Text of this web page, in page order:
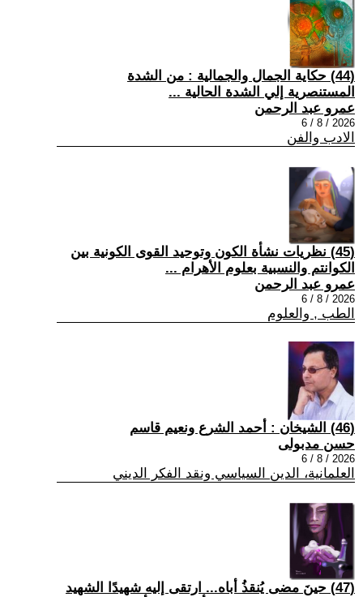
(44) حكاية الجمال والجمالية : من الشدة
المستنصرية إلي الشدة الحالية ...
عمرو عبد الرحمن
2026 / 8 / 6
الادب والفن
(45) نظريات نشأة الكون وتوحيد القوى الكونية بين
الكوانتم والنسبية بعلوم الأهرام ...
عمرو عبد الرحمن
2026 / 8 / 6
الطب , والعلوم
(46) الشيخان : أحمد الشرع ونعيم قاسم
حسن مدبولى
2026 / 8 / 6
العلمانية، الدين السياسي ونقد الفكر الديني
(47) حينَ مضى يُنقذُ أباه... ارتقى إليه شهيدًا الشهيد